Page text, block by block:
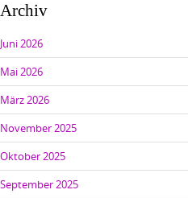
Archiv
Juni 2026
Mai 2026
März 2026
November 2025
Oktober 2025
September 2025